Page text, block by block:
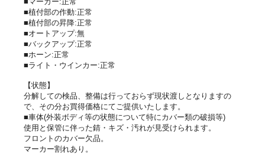
■植付部の作動:正常
■植付部の昇降:正常
■オートアップ:無
■バックアップ:正常
■ホーン:正常
■ライト・ウインカー:正常
【状態】
分解しての検品、整備は行っておらず現状渡しとなりますの
で、その分お買得価格にてご提供いたします。
■車体(外装ボディ等の状態について特にカバー類の破損等)
使用と保管に伴った錆・キズ・汚れが見受けられます。
フロントのカバー欠品。
マーカー割れあり。